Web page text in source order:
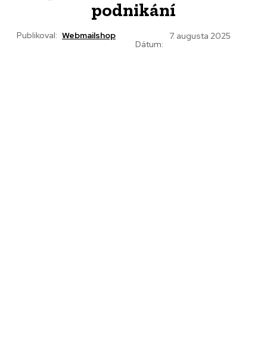
podnikání
Publikoval: Webmailshop
Dátum:
7. augusta 2025